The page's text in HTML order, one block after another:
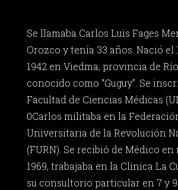
Se llamaba Carlos Luis Fages
Orozco y tenía 33 años. Nació el
1942 en Viedma, provincia de
conocido como “Guguy”. Se
Facultad de Ciencias Médicas
0Carlos militaba en la
Universitaria de la Revolución
(FURN). Se recibió de Médico en
1969, trabajaba en la Clínica La
su consultorio particular en 7 y